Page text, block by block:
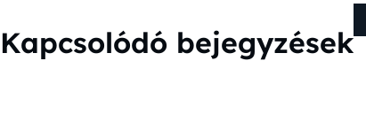
Kapcsolódó bejegyzések